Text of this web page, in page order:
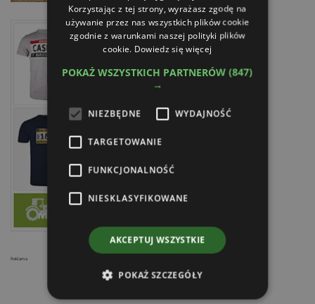
Reklama
Korzystając z tej strony, wyrażasz zgodę na
używanie przez nas wszystkich plików cookie
zgodnie z warunkami naszej polityki plików
cookie. Dowiedz się więcej
POKAŻ WSZYSTKICH PARTNERÓW(847)
→
NIEZBĘDNE WYDAJNOŚĆ
TARGETOWANIE
FUNKCJONALNOŚĆ
NIESKLASYFIKOWANE
AKCEPTUJ WSZYSTKIE
POKAŻ SZCZEGÓŁY